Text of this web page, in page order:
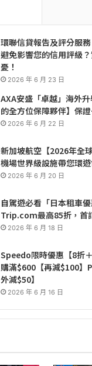
環聯信貸報告及評分服
避免影響您的信用評級
憂！
2026 年 6 月 23 日
AXA安盛「卓越」海外
的全方位保障夥伴】保
2026 年 6 月 22 日
新加坡航空【2026年全
機場世界級設施帶您環遊
2026 年 6 月 20 日
自駕遊必看「日本租車優
Trip.com最高85折，首
2026 年 6 月 18 日
Speedo限時優惠【8折
購滿$600【再減$100】
外減$50】
2026 年 6 月 16 日